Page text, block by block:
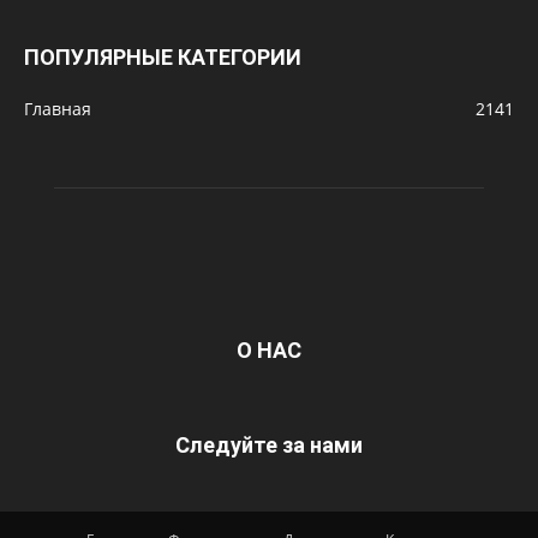
ПОПУЛЯРНЫЕ КАТЕГОРИИ
Главная 2141
О НАС
Следуйте за нами